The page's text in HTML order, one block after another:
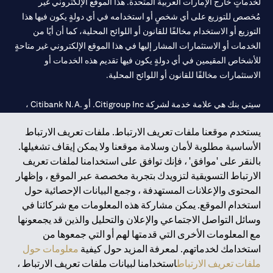
يستخدم موقعنا ملفات تعريف الارتباط. ملفات تعريف الارتباط
الأساسية مطلوبة لأمان وسلامة موقعنا ولا يمكن إيقاف تشغيلها.
بالنقر على 'موافق' ، فإنك توافق على استخدامنا لملفات تعريف
الارتباط التسويقية لتزويدك بتجربة مخصصة عبر الموقع ، وإظهار
المحتوى والإعلانات المستهدفة ، وجمع البيانات الإحصائية حول
استخدام الموقع. يمكن مشاركة هذه المعلومات مع شركائنا في
وسائل التواصل الاجتماعي والإعلان والتحليل والذين قد يجمعونها
مع المعلومات الأخرى التي قدمتها لهم أو التي جمعوها من
استخدامك لخدماتهم. لمعرفة المزيد حول كيفية معلومات حول
ملفات تعريف الارتباطاستخدامنا لبيانات ملفات تعريف الارتباط ،
مُخصص للتوزيع على أي شخصٍ أو استخدامه في أي دولةٍ يكون فيها هذا
التوزيع أو الاستخدام مخالفًا للقانون أو اللوائح المحلية، كما أن أيًا من
الخدمات أو الاستثمارات المشار إليها في هذا الموقع الإلكتروني غير متاحةٍ
للأشخاص المقيمين في أي دولةٍ يكون فيها تقديم هذه الخدمات أو
الاستثمارات مخالفًا للقانون أو اللوائح المحلية.
سيتي بنك هي علامة خدمة لشركة Citigroup Inc. أو .Citibank N.A ،
سيتي بنك إن. إيه. الإمارات مسجل لدى مصرف الإمارات المركزي تحت
أرقام التراخيص 202563 لفرع الوصل في دبي، 531989 لفرع مول
الإمارات في دبي، و CN-1002019 لفرع أبوظبي. هاتف: 4000 311 04.
فرع سيتي بنك إن إيه - الإمارات العربية المتحدة مرخص من مصرف
الإمارات العربية المتحدة المركزي كفرع لبنك أجنبي.
سيتي بنك إن إيه الإمارات العربية المتحدة مرخص من هيئة الأوراق المالية
والسلع في الإمارات العربية المتحدة ("SCA") للقيام بالنشاط المالي لـ أ)
الاستشارات المالية والتعريف والترويج بموجب ترخيص رقم
20200000097 ب) وسيط تداول في الأسواق الدولية بموجب ترخيص